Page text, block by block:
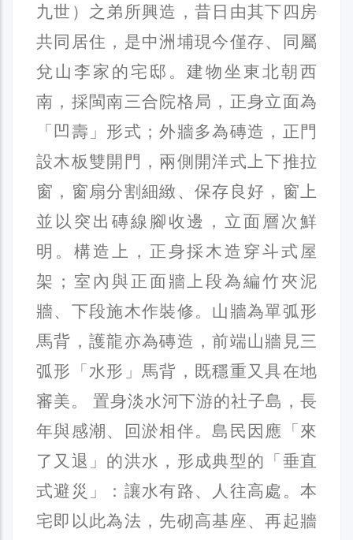
九世）之弟所興造，昔日由其下四房
共同居住，是中洲埔現今僅存、同屬
兌山李家的宅邸。建物坐東北朝西
南，採閩南三合院格局，正身立面為
「凹壽」形式；外牆多為磚造，正門
設木板雙開門，兩側開洋式上下推拉
窗，窗扇分割細緻、保存良好，窗上
並以突出磚線腳收邊，立面層次鮮
明。構造上，正身採木造穿斗式屋
架；室內與正面牆上段為編竹夾泥
牆、下段施木作裝修。山牆為單弧形
馬背，護龍亦為磚造，前端山牆見三
弧形「水形」馬背，既穩重又具在地
審美。 置身淡水河下游的社子島，長
年與感潮、回淤相伴。島民因應「來
了又退」的洪水，形成典型的「垂直
式避災」：讓水有路、人往高處。本
宅即以此為法，先砌高基座、再起牆